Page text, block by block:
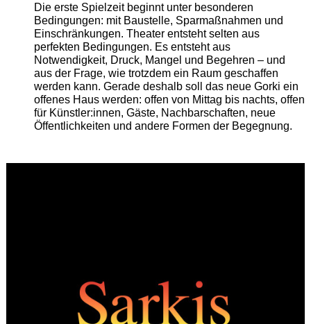
Die erste Spielzeit beginnt unter besonderen
Bedingungen: mit Baustelle, Sparmaßnahmen und
Einschränkungen. Theater entsteht selten aus
perfekten Bedingungen. Es entsteht aus
Notwendigkeit, Druck, Mangel und Begehren – und
aus der Frage, wie trotzdem ein Raum geschaffen
werden kann. Gerade deshalb soll das neue Gorki ein
offenes Haus werden: offen von Mittag bis nachts, offen
für Künstler:innen, Gäste, Nachbarschaften, neue
Öffentlichkeiten und andere Formen der Begegnung.